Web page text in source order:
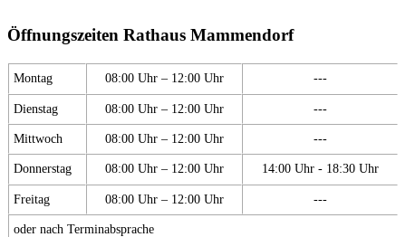
Öffnungszeiten Rathaus Mammendorf
Montag 08:00 Uhr – 12:00 Uhr ---
Dienstag 08:00 Uhr – 12:00 Uhr ---
Mittwoch 08:00 Uhr – 12:00 Uhr ---
Donnerstag 08:00 Uhr – 12:00 Uhr 14:00 Uhr - 18:30 Uhr
Freitag 08:00 Uhr – 12:00 Uhr ---
oder nach Terminabsprache